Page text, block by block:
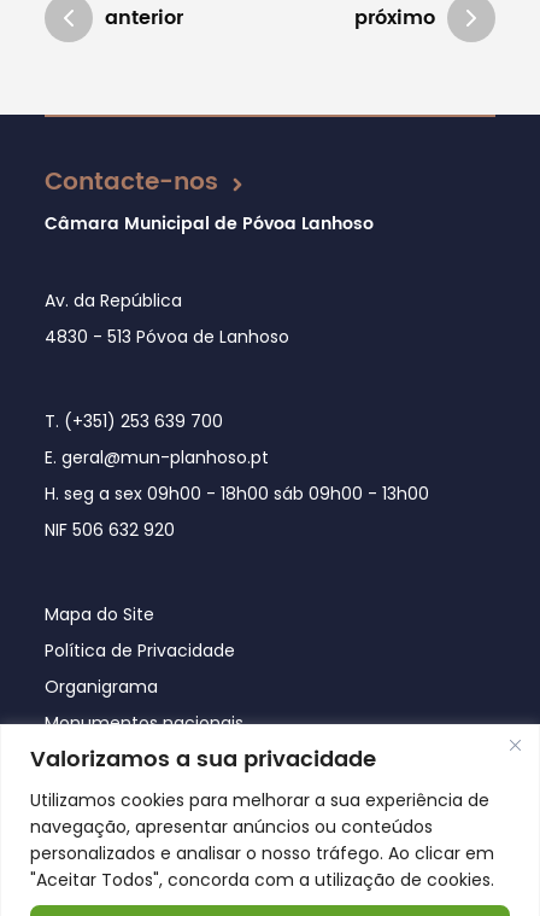
Valorizamos a sua privacidade
Utilizamos cookies para melhorar a sua experiência de
navegação, apresentar anúncios ou conteúdos
personalizados e analisar o nosso tráfego. Ao clicar em
"Aceitar Todos", concorda com a utilização de cookies.
anterior próximo
Atualizado em 20/09/2021
Contacte-nos
Câmara Municipal de Póvoa Lanhoso
Av. da República
4830 - 513 Póvoa de Lanhoso
T. (+351) 253 639 700
E. geral@mun-planhoso.pt
H. seg a sex 09h00 - 18h00 sáb 09h00 - 13h00
NIF 506 632 920
Mapa do Site
Política de Privacidade
Organigrama
Monumentos nacionais